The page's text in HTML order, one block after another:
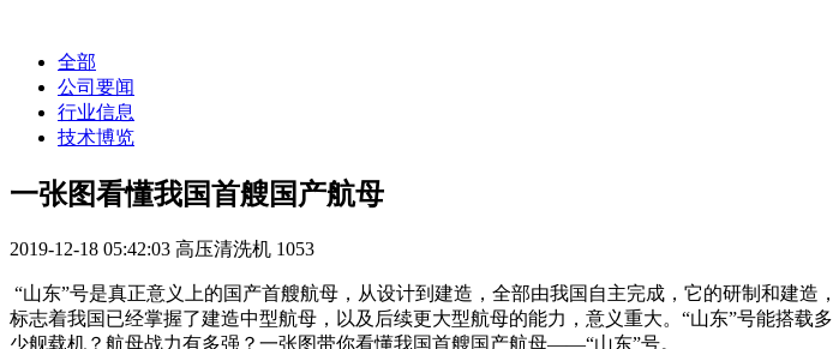
全部
公司要闻
行业信息
技术博览
一张图看懂我国首艘国产航母
2019-12-18 05:42:03 高压清洗机 1053
“山东”号是真正意义上的国产首艘航母，从设计到建造，全部由我国自主完成，它的研制和建造，
标志着我国已经掌握了建造中型航母，以及后续更大型航母的能力，意义重大。“山东”号能搭载多
少舰载机？航母战力有多强？一张图带你看懂我国首艘国产航母——“山东”号。